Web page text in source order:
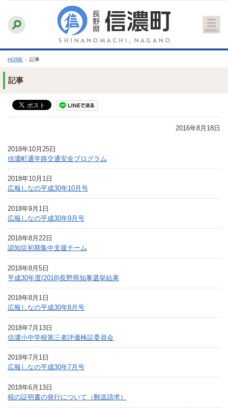
文
へ
ふりがなをつける
文字サイズ
縮小 標準 拡大
HOME › 記事
記事
2016年8月18日
2018年10月25日
信濃町通学路交通安全プログラム
2018年10月1日
広報しなの平成30年10月号
2018年9月1日
広報しなの平成30年9月号
2018年8月22日
認知症初期集中支援チーム
2018年8月5日
平成30年度(2018)長野県知事選挙結果
2018年8月1日
広報しなの平成30年8月号
2018年7月13日
信濃小中学校第三者評価検証委員会
2018年7月1日
広報しなの平成30年7月号
2018年6月13日
税の証明書の発行について（郵送請求）